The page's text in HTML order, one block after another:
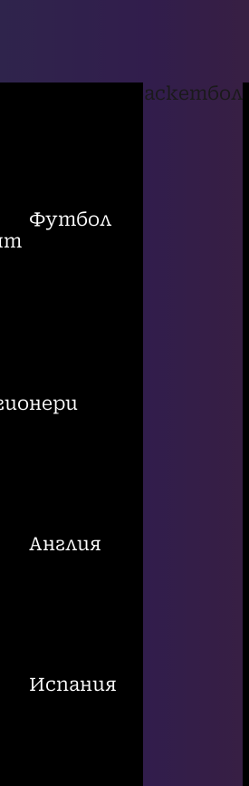
Футбол
Англия
Испания
баскетбол